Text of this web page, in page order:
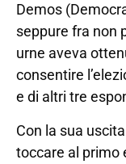
Demos
seppure fra non
urne aveva
consentire
e di altri tre
Con la sua
toccare al primo